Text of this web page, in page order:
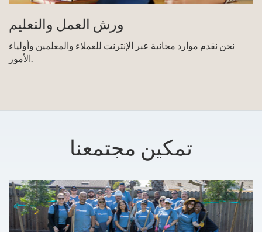
ورش العمل والتعليم
نحن نقدم موارد مجانية عبر الإنترنت للعملاء والمعلمين وأولياء
الأمور.
تمكين مجتمعنا